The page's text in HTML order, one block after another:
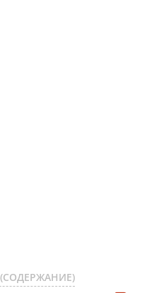
(СОДЕРЖАНИЕ)